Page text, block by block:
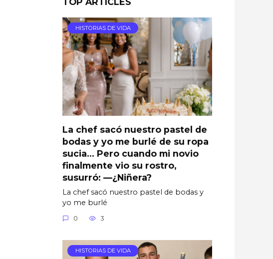
HISTORIAS DE VIDA
La chef sacó nuestro pastel de
bodas y yo me burlé de su ropa
sucia… Pero cuando mi novio
finalmente vio su rostro,
susurró: —¿Niñera?
La chef sacó nuestro pastel de bodas y
yo me burlé
0 3
HISTORIAS DE VIDA